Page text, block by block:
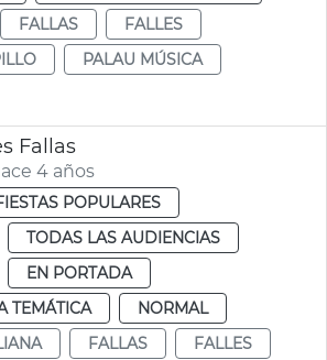
FALLAS
FALLES
PALAU MÚSICA
Fallas
4 años
POPULARES
TODAS LAS AUDIENCIAS
EN PORTADA
TEMÁTICA
NORMAL
FALLAS
FALLES